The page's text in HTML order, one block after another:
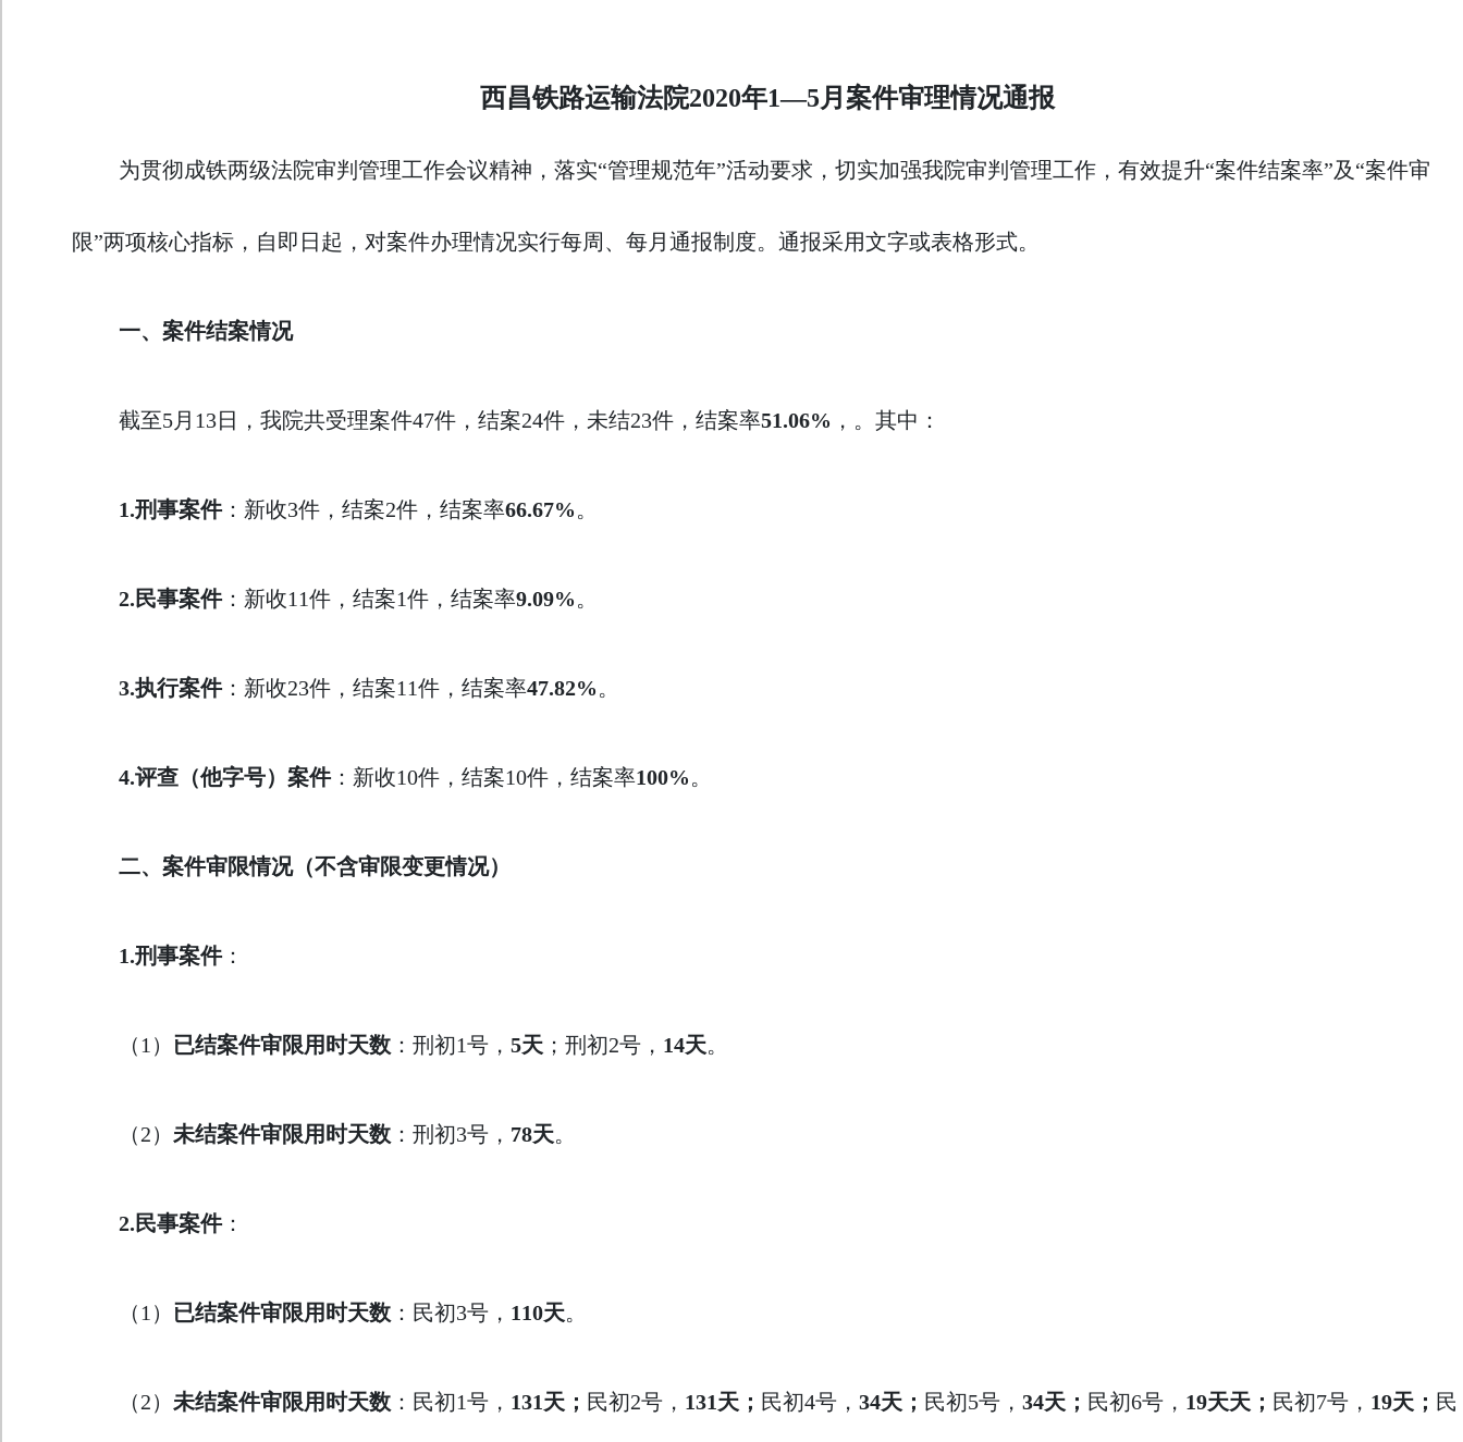
西昌铁路运输法院2020年1—5月案件审理情况通报
为贯彻成铁两级法院审判管理工作会议精神，落实“管理规范年”活动要求，切实加强我院审判管理工作，有效提升“案件结案率”及“案件审
限”两项核心指标，自即日起，对案件办理情况实行每周、每月通报制度。通报采用文字或表格形式。
一、案件结案情况
截至5月13日，我院共受理案件47件，结案24件，未结23件，结案率51.06% ，。其中：
1.刑事案件：新收3件，结案2件，结案率66.67%。
2. 民事案件：新收11件，结案1件，结案率9.09%。
3.执行案件：新收23件，结案11件，结案率47.82%。
4.评查（他字号）案件：新收10件，结案10件，结案率100%。
二、案件审限情况（不含审限变更情况）
1.刑事案件：
（1） 已结案件审限用时天数 ：刑初1号， 5天 ；刑初2号， 14天。
（2） 未结案件审限用时天数 ：刑初3号， 78天。
2. 民事案件：
（1） 已结案件审限用时天数 ：民初3号， 110天。
（2） 未结案件审限用时天数 ：民初1号， 131天； 民初2号， 131天； 民初4号， 34天； 民初5号， 34天； 民初6号， 19天天； 民初7号， 19天； 民